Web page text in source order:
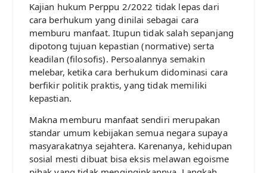
Kajian hukum Perppu 2/2022 tidak lepas dari
cara berhukum yang dinilai sebagai cara
memburu manfaat. Itupun tidak salah sepanjang
dipotong tujuan kepastian (normative) serta
keadilan (filosofis). Persoalannya semakin
melebar, ketika cara berhukum didominasi cara
berfikir politik praktis, yang tidak memiliki
kepastian.
Makna memburu manfaat sendiri merupakan
standar umum kebijakan semua negara supaya
masyarakatnya sejahtera. Karenanya, kehidupan
sosial mesti dibuat bisa eksis melawan egoisme